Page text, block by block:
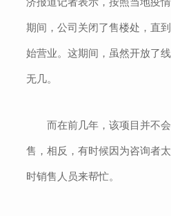
期间，公司关闭了售楼处，直
始营业。这期间，虽然开放了
无几。
而在前几年，该项目并不
售，相反，有时候因为咨询者
时销售人员来帮忙。